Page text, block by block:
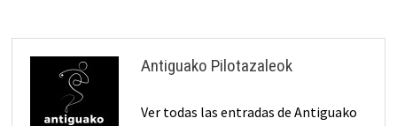
Antiguako Pilotazaleok
Ver todas las entradas de Antiguako